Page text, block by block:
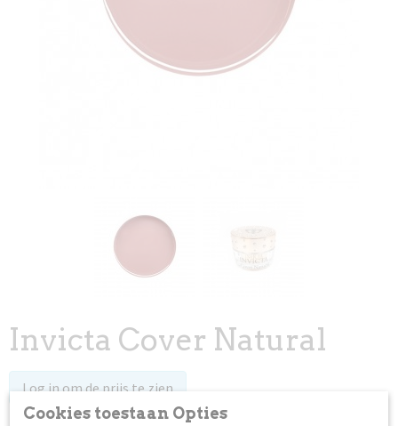
Invicta Cover Natural
Log in om de prijs te zien
Cookies toestaan Opties